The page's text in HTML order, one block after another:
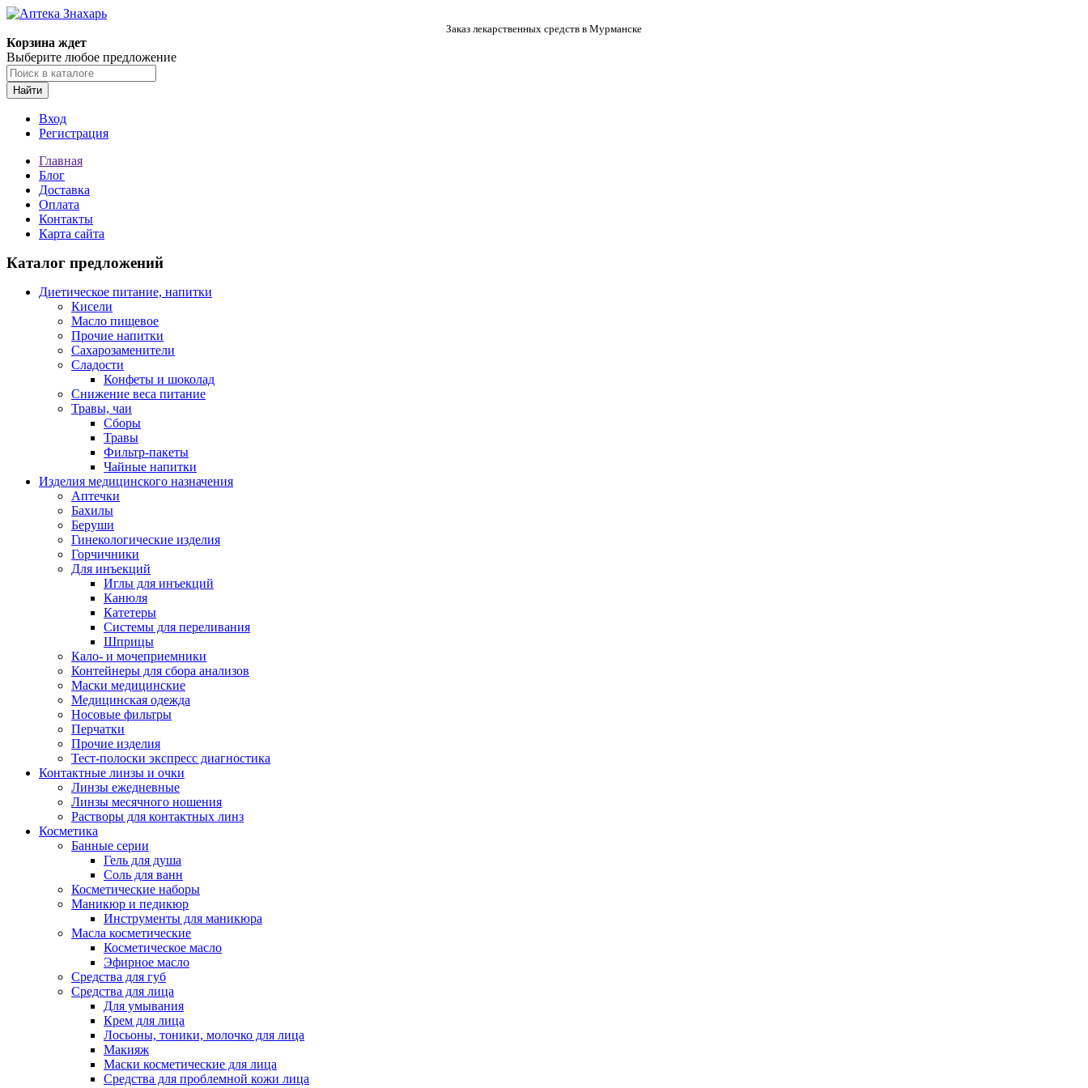
Заказ лекарственных средств в Мурманске
Корзина ждет
Выберите любое предложение
Найти
Вход
Регистрация
Главная
Блог
Доставка
Оплата
Контакты
Карта сайта
Каталог предложений
Диетическое питание, напитки
Кисели
Масло пищевое
Прочие напитки
Сахарозаменители
Сладости
Конфеты и шоколад
Снижение веса питание
Травы, чаи
Сборы
Травы
Фильтр-пакеты
Чайные напитки
Изделия медицинского назначения
Аптечки
Бахилы
Беруши
Гинекологические изделия
Горчичники
Для инъекций
Иглы для инъекций
Канюля
Катетеры
Системы для переливания
Шприцы
Кало- и мочеприемники
Контейнеры для сбора анализов
Маски медицинские
Медицинская одежда
Носовые фильтры
Перчатки
Прочие изделия
Тест-полоски экспресс диагностика
Контактные линзы и очки
Линзы ежедневные
Линзы месячного ношения
Растворы для контактных линз
Косметика
Банные серии
Гель для душа
Соль для ванн
Косметические наборы
Маникюр и педикюр
Инструменты для маникюра
Масла косметические
Косметическое масло
Эфирное масло
Средства для губ
Средства для лица
Для умывания
Крем для лица
Лосьоны, тоники, молочко для лица
Макияж
Маски косметические для лица
Средства для проблемной кожи лица